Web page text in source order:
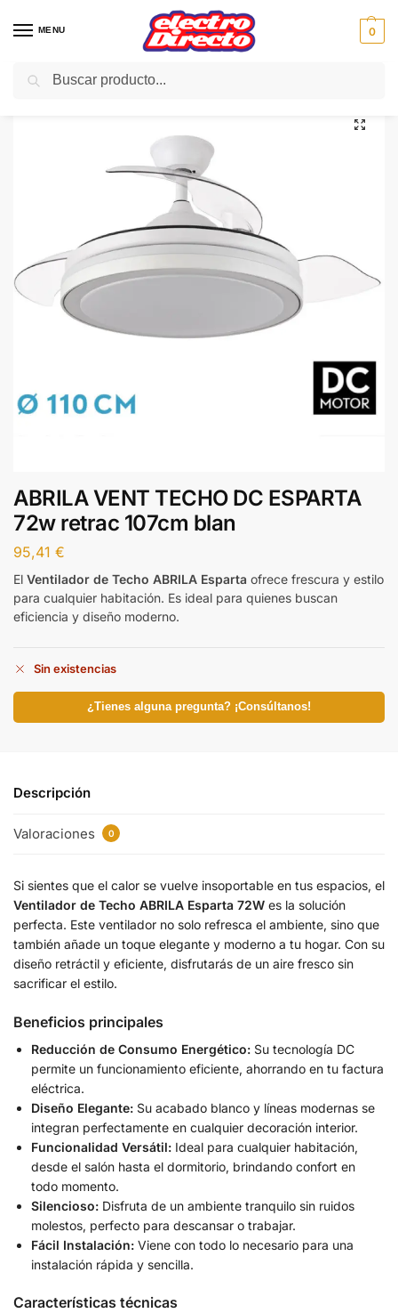
MENU 0
Inicio Climatización / Ventiladores
ABRILA VENT TECHO DC ESPARTA
72w retrac 107cm blan
95,41 €
El Ventilador de Techo ABRILA Esparta ofrece frescura y estilo
para cualquier habitación. Es ideal para quienes buscan
eficiencia y diseño moderno.
Sin existencias
¿Tienes alguna pregunta? ¡Consúltanos!
Descripción
Valoraciones 0
Si sientes que el calor se vuelve insoportable en tus espacios, el
Ventilador de Techo ABRILA Esparta 72W es la solución
perfecta. Este ventilador no solo refresca el ambiente, sino que
también añade un toque elegante y moderno a tu hogar. Con su
diseño retráctil y eficiente, disfrutarás de un aire fresco sin
sacrificar el estilo.
Beneficios principales
Reducción de Consumo Energético: Su tecnología DC
permite un funcionamiento eficiente, ahorrando en tu factura
eléctrica.
Diseño Elegante: Su acabado blanco y líneas modernas se
integran perfectamente en cualquier decoración interior.
Funcionalidad Versátil: Ideal para cualquier habitación,
desde el salón hasta el dormitorio, brindando confort en
todo momento.
Silencioso: Disfruta de un ambiente tranquilo sin ruidos
molestos, perfecto para descansar o trabajar.
Fácil Instalación: Viene con todo lo necesario para una
instalación rápida y sencilla.
Características técnicas